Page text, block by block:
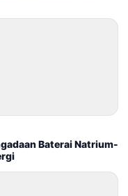
Baterai Natrium-